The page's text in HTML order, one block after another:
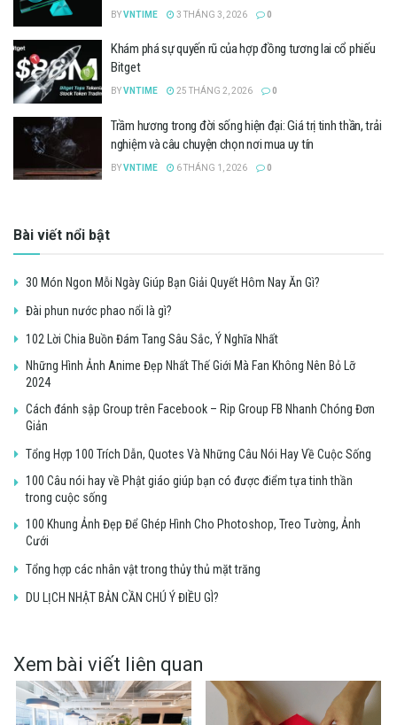
BYVNTIME 3 THÁNG 3, 2026 0
Khám phá sự quyến rũ của hợp đồng tương lai cổ phiếu
Bitget
BYVNTIME 25 THÁNG 2, 2026 0
Trầm hương trong đời sống hiện đại: Giá trị tinh thần, trải
nghiệm và câu chuyện chọn nơi mua uy tín
BYVNTIME 6 THÁNG 1, 2026 0
Bài viết nổi bật
30 Món Ngon Mỗi Ngày Giúp Bạn Giải Quyết Hôm Nay Ăn Gì?
Đài phun nước phao nổi là gì?
102 Lời Chia Buồn Đám Tang Sâu Sắc, Ý Nghĩa Nhất
Những Hình Ảnh Anime Đẹp Nhất Thế Giới Mà Fan Không Nên Bỏ Lỡ
2024
Cách đánh sập Group trên Facebook – Rip Group FB Nhanh Chóng Đơn
Giản
Tổng Hợp 100 Trích Dẫn, Quotes Và Những Câu Nói Hay Về Cuộc Sống
100 Câu nói hay về Phật giáo giúp bạn có được điểm tựa tinh thần
trong cuộc sống
100 Khung Ảnh Đẹp Để Ghép Hình Cho Photoshop, Treo Tường, Ảnh
Cưới
Tổng hợp các nhân vật trong thủy thủ mặt trăng
DU LỊCH NHẬT BẢN CẦN CHÚ Ý ĐIỀU GÌ?
Xem bài viết liên quan